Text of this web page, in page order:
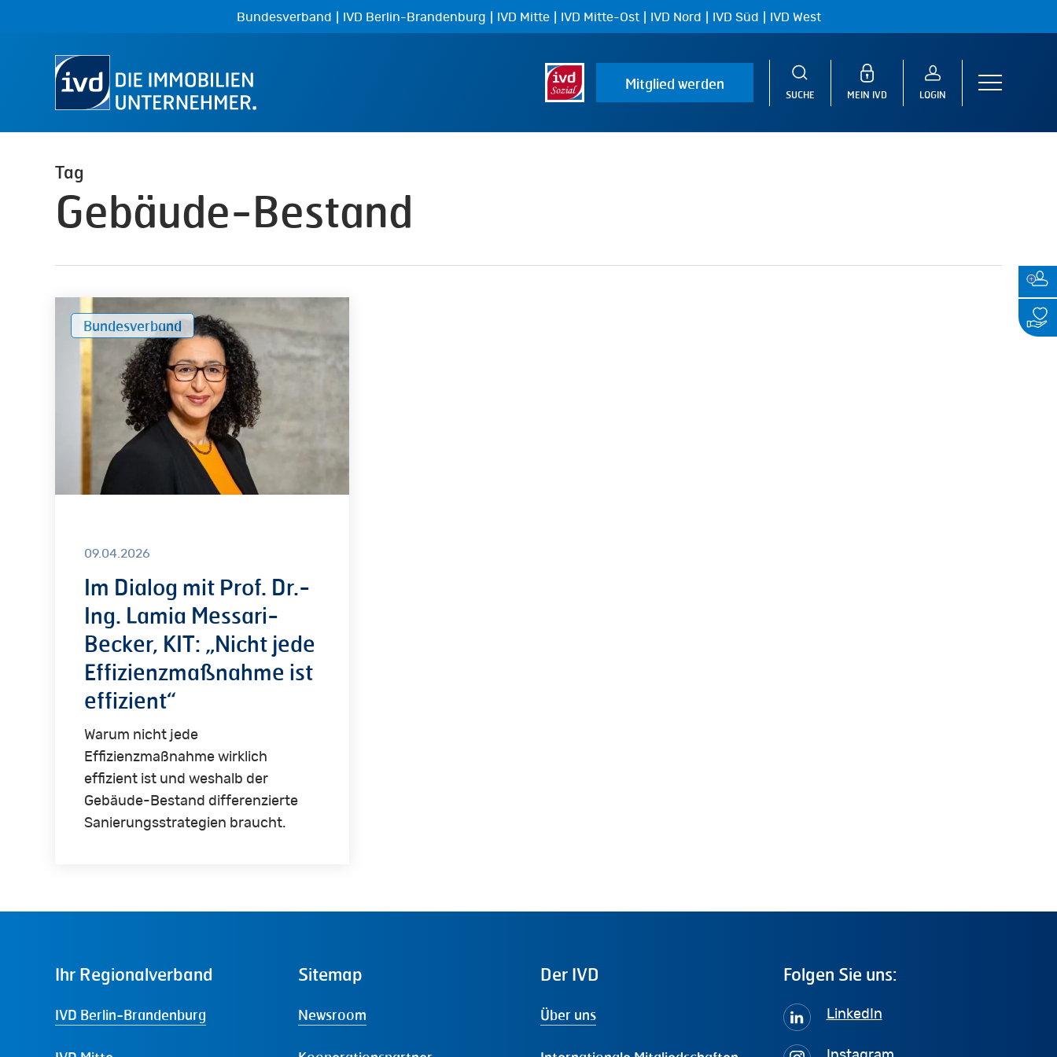
Bundesverband | IVD Berlin-Brandenburg | IVD Mitte | IVD Mitte-Ost | IVD Nord | IVD Süd | IVD West
Mitglied werden
SUCHE MEIN IVD LOGIN
Menu
Tag
Gebäude-Bestand
Dialog
Lamia
Messari-
Becker,
effizient“
Bundesverband
09.04.2026
Im Dialog mit Prof. Dr.-
Ing. Lamia Messari-
Becker, KIT: „Nicht jede
Effizienzmaßnahme ist
effizient“
Warum nicht jede
Effizienzmaßnahme wirklich
effizient ist und weshalb der
Gebäude-Bestand differenzierte
Sanierungsstrategien braucht.
Ihr Regionalverband
IVD Berlin-Brandenburg
Sitemap
Newsroom
Der IVD
Über uns
Folgen Sie uns:
LinkedIn